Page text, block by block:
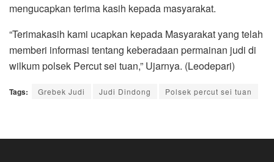
mengucapkan terima kasih kepada masyarakat.
“Terimakasih kami ucapkan kepada Masyarakat yang telah
memberi informasi tentang keberadaan permainan judi di
wilkum polsek Percut sei tuan,” Ujarnya. (Leodepari)
Tags: Grebek Judi Judi Dindong Polsek percut sei tuan